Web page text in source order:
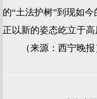
的“土法护树”到现如
正以新的姿态屹立于高
（来源：西宁晚报